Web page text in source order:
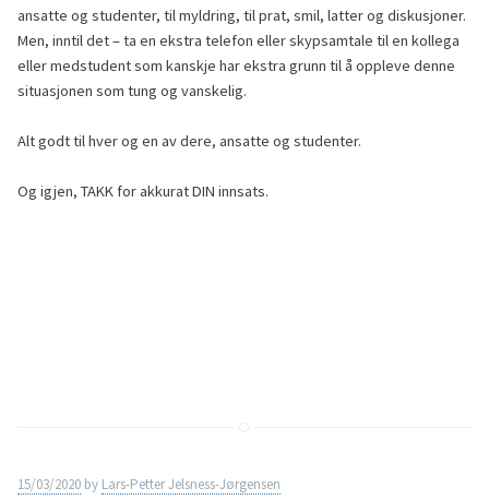
ansatte og studenter, til myldring, til prat, smil, latter og diskusjoner.
Men, inntil det – ta en ekstra telefon eller skypsamtale til en kollega
eller medstudent som kanskje har ekstra grunn til å oppleve denne
situasjonen som tung og vanskelig.
Alt godt til hver og en av dere, ansatte og studenter.
Og igjen, TAKK for akkurat DIN innsats.
15/03/2020 by Lars-Petter Jelsness-Jørgensen